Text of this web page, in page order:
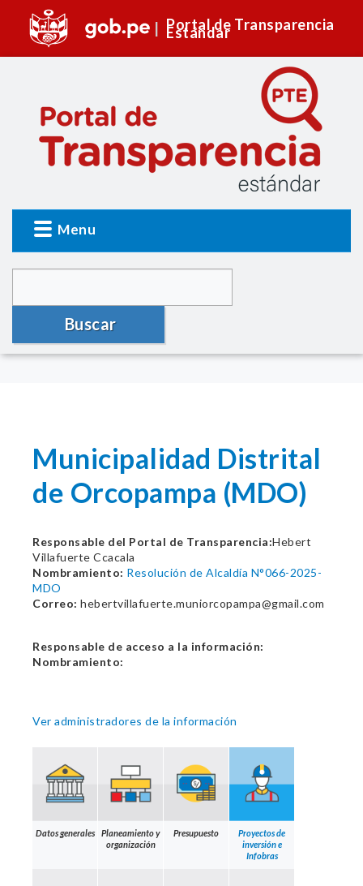
Portal de Transparencia
Estándar
Menu
Buscar
Municipalidad Distrital
de Orcopampa (MDO)
Responsable del Portal de Transparencia:Hebert
Villafuerte Ccacala
Nombramiento: Resolución de Alcaldía N°066-2025-
MDO
Correo: hebertvillafuerte.muniorcopampa@gmail.com
Responsable de acceso a la información:
Nombramiento:
Ver administradores de la información
Datos generales
Planeamiento y
organización
Presupuesto
Proyectos de
inversión e
Infobras